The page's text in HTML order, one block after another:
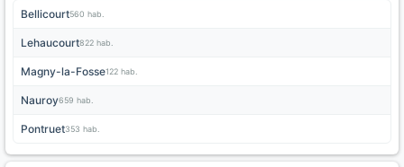
Bellicourt560 hab.
Lehaucourt822 hab.
Magny-la-Fosse122 hab.
Nauroy659 hab.
Pontruet353 hab.